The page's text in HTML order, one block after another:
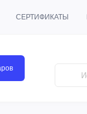
СЕРТИФИКАТЫ